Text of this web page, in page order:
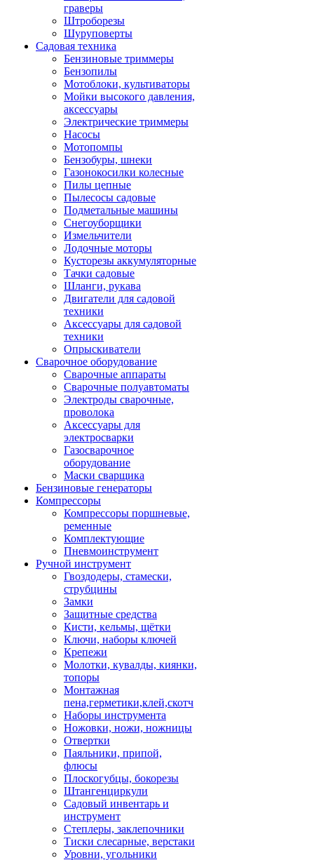
граверы
Штроборезы
Шуруповерты
Садовая техника
Бензиновые триммеры
Бензопилы
Мотоблоки, культиваторы
Мойки высокого давления,
аксессуары
Электрические триммеры
Насосы
Мотопомпы
Бензобуры, шнеки
Газонокосилки колесные
Пилы цепные
Пылесосы садовые
Подметальные машины
Снегоуборщики
Измельчители
Лодочные моторы
Кусторезы аккумуляторные
Тачки садовые
Шланги, рукава
Двигатели для садовой
техники
Аксессуары для садовой
техники
Опрыскиватели
Сварочное оборудование
Сварочные аппараты
Сварочные полуавтоматы
Электроды сварочные,
проволока
Аксессуары для
электросварки
Газосварочное
оборудование
Маски сварщика
Бензиновые генераторы
Компрессоры
Компрессоры поршневые,
ременные
Комплектующие
Пневмоинструмент
Ручной инструмент
Гвоздодеры, стамески,
струбцины
Замки
Защитные средства
Кисти, кельмы, щётки
Ключи, наборы ключей
Крепежи
Молотки, кувалды, киянки,
топоры
Монтажная
пена,герметики,клей,скотч
Наборы инструмента
Ножовки, ножи, ножницы
Отвертки
Паяльники, припой,
флюсы
Плоскогубцы, бокорезы
Штангенциркули
Садовый инвентарь и
инструмент
Степлеры, заклепочники
Тиски слесарные, верстаки
Уровни, угольники